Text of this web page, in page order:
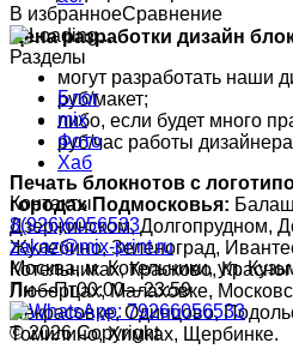
Цена разработки дизайн
могут разработать наши
руб/макет;
либо, если будет много
руб/час работы
Печать блокнотов с
городах Подмосковья:
Дзержинском, Долгопрудном,
Жулебино, Зеленоград,
Котельниках, Красково,
Люберцах, Малаховке,
Некрасовке, Одинцово,
Томилино, Химках, Щербинке.
В избранноеСравнение
Разделы
Блог
mix
Фото
Хаб
Контакты
8(926)6056533
zakaz@mix-print.ru
Москва, м. Котельники, ул.
Пн—Пт00:00—23:59
© 2026 Copyright